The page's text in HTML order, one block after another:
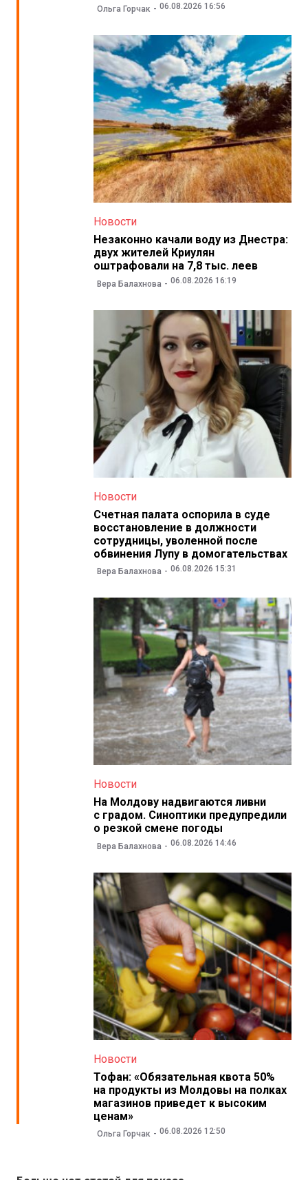
Ольга Горчак 06.08.2026 16:56
Новости
Незаконно качали воду из Днестра:
двух жителей Криулян
оштрафовали на 7,8 тыс. леев
Вера Балахнова 06.08.2026 16:19
Новости
Счетная палата оспорила в суде
восстановление в должности
сотрудницы, уволенной после
обвинения Лупу в домогательствах
Вера Балахнова 06.08.2026 15:31
Новости
На Молдову надвигаются ливни
с градом. Синоптики предупредили
о резкой смене погоды
Вера Балахнова 06.08.2026 14:46
Новости
Тофан: «Обязательная квота 50%
на продукты из Молдовы на полках
магазинов приведет к высоким
ценам»
Ольга Горчак 06.08.2026 12:50